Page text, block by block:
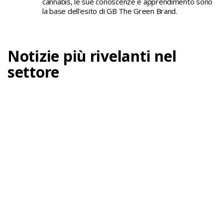
la base dell'esito di GB The Green Brand.
Notizie più rivelanti nel
settore